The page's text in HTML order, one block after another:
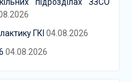
ГКІ 04.08.2026
04.08.2026